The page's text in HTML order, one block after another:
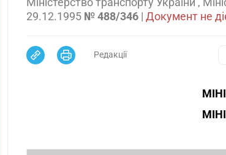
29.12.1995 № 488/346 | Документ не
Редакції